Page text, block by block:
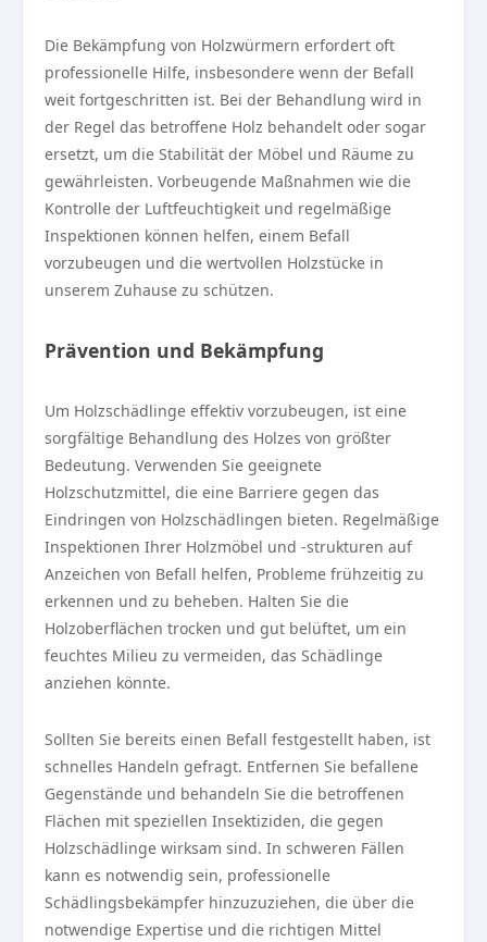
Die Bekämpfung von Holzwürmern erfordert oft
professionelle Hilfe, insbesondere wenn der Befall
weit fortgeschritten ist. Bei der Behandlung wird in
der Regel das betroffene Holz behandelt oder sogar
ersetzt, um die Stabilität der Möbel und Räume zu
gewährleisten. Vorbeugende Maßnahmen wie die
Kontrolle der Luftfeuchtigkeit und regelmäßige
Inspektionen können helfen, einem Befall
vorzubeugen und die wertvollen Holzstücke in
unserem Zuhause zu schützen.
Prävention und Bekämpfung
Um Holzschädlinge effektiv vorzubeugen, ist eine
sorgfältige Behandlung des Holzes von größter
Bedeutung. Verwenden Sie geeignete
Holzschutzmittel, die eine Barriere gegen das
Eindringen von Holzschädlingen bieten. Regelmäßige
Inspektionen Ihrer Holzmöbel und -strukturen auf
Anzeichen von Befall helfen, Probleme frühzeitig zu
erkennen und zu beheben. Halten Sie die
Holzoberflächen trocken und gut belüftet, um ein
feuchtes Milieu zu vermeiden, das Schädlinge
anziehen könnte.
Sollten Sie bereits einen Befall festgestellt haben, ist
schnelles Handeln gefragt. Entfernen Sie befallene
Gegenstände und behandeln Sie die betroffenen
Flächen mit speziellen Insektiziden, die gegen
Holzschädlinge wirksam sind. In schweren Fällen
kann es notwendig sein, professionelle
Schädlingsbekämpfer hinzuzuziehen, die über die
notwendige Expertise und die richtigen Mittel